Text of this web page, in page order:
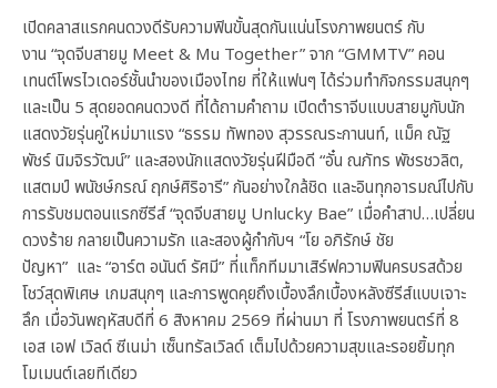
เปิดคลาสแรกคนดวงดีรับความฟินขั้นสุดกันแน่นโรงภาพยนตร์ กับ
งาน “จุดจีบสายมู Meet & Mu Together” จาก “GMMTV” คอน
เทนต์โพรไวเดอร์ชั้นนำของเมืองไทย ที่ให้แฟนๆ ได้ร่วมทำกิจกรรมสนุกๆ
และเป็น 5 สุดยอดคนดวงดี ที่ได้ถามคำถาม เปิดตำราจีบแบบสายมูกับนัก
แสดงวัยรุ่นคู่ใหม่มาแรง “ธรรม ทัพทอง สุวรรณระกานนท์, แม็ค ณัฐ
พัชร์ นิมจิรวัฒน์” และสองนักแสดงวัยรุ่นฝีมือดี “อั๋น ณภัทร พัชรชวลิต,
แสตมป์ พนัชษ์กรณ์ ฤกษ์ศิริอารี” กันอย่างใกล้ชิด และอินทุกอารมณ์ไปกับ
การรับชมตอนแรกซีรีส์ “จุดจีบสายมู Unlucky Bae” เมื่อคำสาป…เปลี่ยน
ดวงร้าย กลายเป็นความรัก และสองผู้กำกับฯ “โย อภิรักษ์ ชัย
ปัญหา” และ “อาร์ต อนันต์ รัศมี” ที่แท็กทีมมาเสิร์ฟความฟินครบรสด้วย
โชว์สุดพิเศษ เกมสนุกๆ และการพูดคุยถึงเบื้องลึกเบื้องหลังซีรีส์แบบเจาะ
ลึก เมื่อวันพฤหัสบดีที่ 6 สิงหาคม 2569 ที่ผ่านมา ที่ โรงภาพยนตร์ที่ 8
เอส เอฟ เวิลด์ ซีเนม่า เซ็นทรัลเวิลด์ เต็มไปด้วยความสุขและรอยยิ้มทุก
โมเมนต์เลยทีเดียว